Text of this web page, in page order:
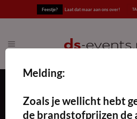
Feestje? Laat dat maar aan ons over!
klassieke tafel
Melding:
Zoals je wellicht hebt
de brandstofprijzen de